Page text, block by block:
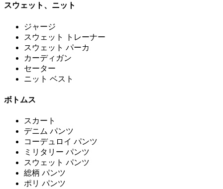
スウェット、ニット
ジャージ
スウェット トレーナー
スウェット パーカ
カーディガン
セーター
ニット ベスト
ボトムス
スカート
デニム パンツ
コーデュロイ パンツ
ミリタリー パンツ
スウェット パンツ
総柄 パンツ
ポリ パンツ